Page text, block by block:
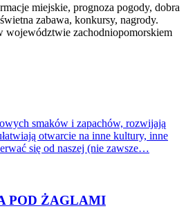
miejskie, prognoza pogody, dobra
zabawa, konkursy, nagrody.
województwie zachodniopomorskiem
smaków i zapachów, rozwijają
otwarcie na inne kultury, inne
się od naszej (nie zawsze…
POD ŻAGLAMI